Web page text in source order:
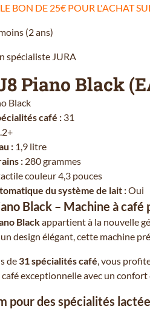
BON DE 25€ POUR L'ACHAT
(2 ans)
spécialiste JURA
Piano Black
Black
café : 31
: 1,9 litre
: 280 grammes
couleur 4,3 pouces
du système de lait :Oui
Black – Machine à
Blackappartient à la nouvelle
design élégant, cette machine
de 31 spécialités café, vous
exceptionnelle avec un
pour des spécialités